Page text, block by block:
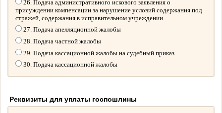
26. Подача административного искового заявления о
присуждении компенсации за нарушение условий содержания под
стражей, содержания в исправительном учреждении
27. Подача апелляционной жалобы
28. Подача частной жалобы
29. Подача кассационной жалобы на судебный приказ
30. Подача кассационной жалобы
Реквизиты для уплаты госпошлины